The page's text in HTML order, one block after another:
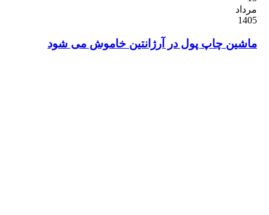
چاپ پول در آرژانتین خاموش می شود